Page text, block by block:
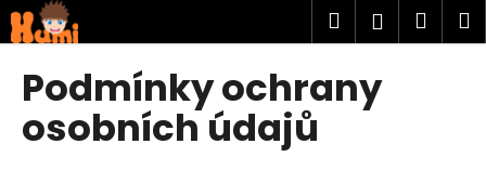
Přejít
na
obsah
Hledat
Podmínky ochrany
osobních údajů
K
o
C
o